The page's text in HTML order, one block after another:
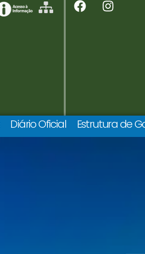
Diário Oficial Estrutura de